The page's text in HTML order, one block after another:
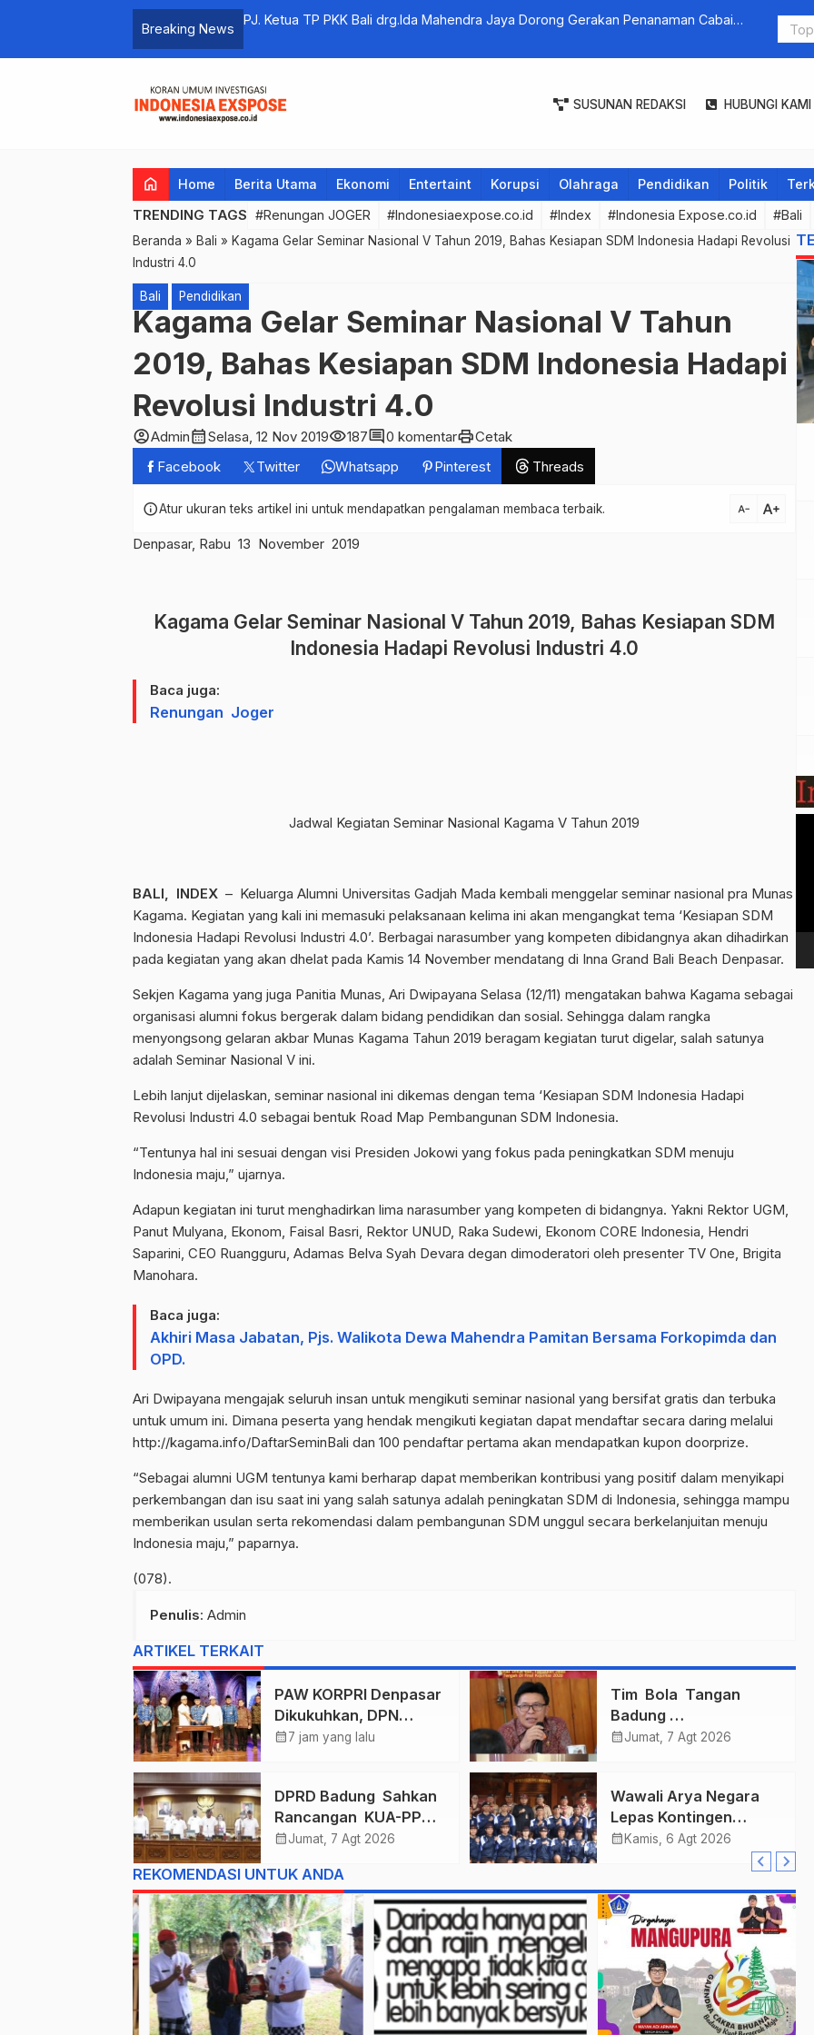
Breaking News
PJ. Ketua TP PKK Bali drg.Ida Mahendra Jaya Dorong Gerakan Penanaman Cabai
Bertambah
SUSUNAN REDAKSI HUBUNGI KAMI
home Home Berita Utama Ekonomi Entertaint Korupsi Olahraga Pendidikan Politik
TRENDING TAGS #Renungan JOGER #Indonesiaexpose.co.id #Index #Indonesia Expose.co.id #Bali
Beranda » Bali » Kagama Gelar Seminar Nasional V Tahun 2019, Bahas Kesiapan SDM Indonesia Hadapi Revolusi
Industri 4.0
Bali Pendidikan
Kagama Gelar Seminar Nasional V Tahun
2019, Bahas Kesiapan SDM Indonesia Hadapi
Revolusi Industri 4.0
account_circleAdmincalendar_monthSelasa, 12 Nov 2019visibility187comment0 komentarprintCetak
Facebook
Twitter Whatsapp Pinterest Threads
infoAtur ukuran teks artikel ini untuk mendapatkan pengalaman membaca terbaik. text_decrease text_increase
Denpasar, Rabu 13 November 2019
Kagama Gelar Seminar Nasional V Tahun 2019, Bahas Kesiapan SDM
Indonesia Hadapi Revolusi Industri 4.0
Baca juga:
Renungan Joger
Jadwal Kegiatan Seminar Nasional Kagama V Tahun 2019
BALI, INDEX – Keluarga Alumni Universitas Gadjah Mada kembali menggelar seminar nasional pra Munas
Kagama. Kegiatan yang kali ini memasuki pelaksanaan kelima ini akan mengangkat tema ‘Kesiapan SDM
Indonesia Hadapi Revolusi Industri 4.0’. Berbagai narasumber yang kompeten dibidangnya akan dihadirkan
pada kegiatan yang akan dhelat pada Kamis 14 November mendatang di Inna Grand Bali Beach Denpasar.
Sekjen Kagama yang juga Panitia Munas, Ari Dwipayana Selasa (12/11) mengatakan bahwa Kagama sebagai
organisasi alumni fokus bergerak dalam bidang pendidikan dan sosial. Sehingga dalam rangka
menyongsong gelaran akbar Munas Kagama Tahun 2019 beragam kegiatan turut digelar, salah satunya
adalah Seminar Nasional V ini.
Lebih lanjut dijelaskan, seminar nasional ini dikemas dengan tema ‘Kesiapan SDM Indonesia Hadapi
Revolusi Industri 4.0 sebagai bentuk Road Map Pembangunan SDM Indonesia.
“Tentunya hal ini sesuai dengan visi Presiden Jokowi yang fokus pada peningkatkan SDM menuju
Indonesia maju,” ujarnya.
Adapun kegiatan ini turut menghadirkan lima narasumber yang kompeten di bidangnya. Yakni Rektor UGM,
Panut Mulyana, Ekonom, Faisal Basri, Rektor UNUD, Raka Sudewi, Ekonom CORE Indonesia, Hendri
Saparini, CEO Ruangguru, Adamas Belva Syah Devara degan dimoderatori oleh presenter TV One, Brigita
Manohara.
Baca juga:
Akhiri Masa Jabatan, Pjs. Walikota Dewa Mahendra Pamitan Bersama Forkopimda dan
OPD.
Ari Dwipayana mengajak seluruh insan untuk mengikuti seminar nasional yang bersifat gratis dan terbuka
untuk umum ini. Dimana peserta yang hendak mengikuti kegiatan dapat mendaftar secara daring melalui
http://kagama.info/DaftarSeminBali dan 100 pendaftar pertama akan mendapatkan kupon doorprize.
“Sebagai alumni UGM tentunya kami berharap dapat memberikan kontribusi yang positif dalam menyikapi
perkembangan dan isu saat ini yang salah satunya adalah peningkatan SDM di Indonesia, sehingga mampu
memberikan usulan serta rekomendasi dalam pembangunan SDM unggul secara berkelanjuitan menuju
Indonesia maju,” paparnya.
(078).
Penulis: Admin
ARTIKEL TERKAIT
PAW KORPRI Denpasar
Dikukuhkan, DPN
Apresiasi “Sembagi
Rentan
calendar_month7 jam yang lalu
Tim Bola Tangan
Badung
Persembahkan Emas
Kejurnas 2026
calendar_monthJumat, 7 Agt 2026
DPRD Badung Sahkan
Rancangan KUA-PPAS
2027, Anggaran
Rp. 11 Triliun
calendar_monthJumat, 7 Agt 2026
Wawali Arya Negara
Lepas Kontingen
Kwarcab Denpasar
2026.
calendar_month Kamis, 6 Agt 2026
REKOMENDASI UNTUK ANDA